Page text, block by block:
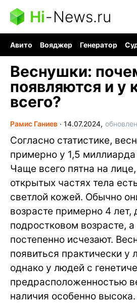
Hi-News.ru
Авито Вояджер Генератор
Веснушки:
появляются и у
всего?
Рамис Ганиев ∙ 14.07.2024,
Согласно статистике,
примерно у 1,5
Чаще всего пятна на
открытых частях тела
светлой кожей. Обычно
возрасте примерно 4 лет,
подростковом возрасте,
постепенно исчезают.
появиться практически у
однако у людей с
предрасположенностью
наличия особенно